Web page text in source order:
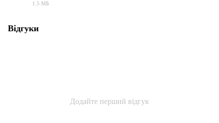
1.5 МБ
Відгуки
Додайте перший відгук